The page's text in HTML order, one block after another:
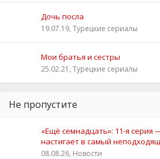
Дочь посла
19.07.19, Турецкие сериалы
Мои братья и сестры
25.02.21, Турецкие сериалы
Не пропустите
«Ещё семнадцать»: 11‑я серия
настигает в самый
08.08.26, Новости